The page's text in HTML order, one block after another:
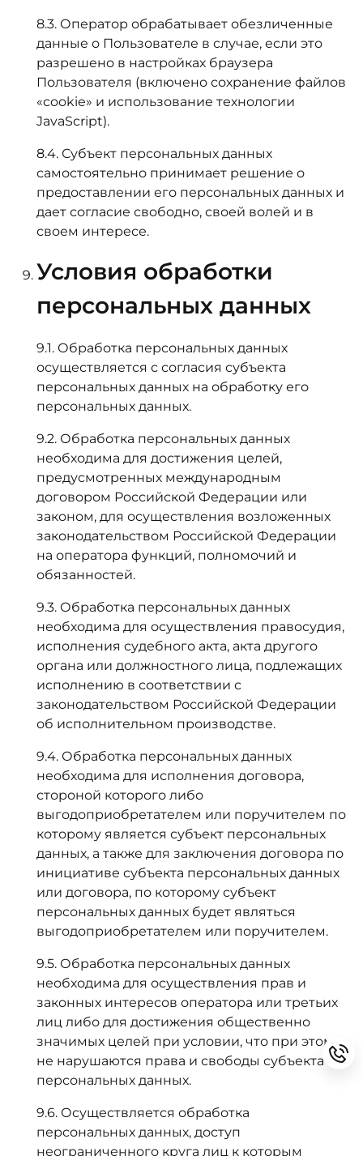
8.3. Оператор обрабатывает обезличенные
данные о Пользователе в случае, если это
разрешено в настройках браузера
Пользователя (включено сохранение файлов
«cookie» и использование технологии
JavaScript).
8.4. Субъект персональных данных
самостоятельно принимает решение о
предоставлении его персональных данных и
дает согласие свободно, своей волей и в
своем интересе.
Условия обработки
персональных данных
9.1. Обработка персональных данных
осуществляется с согласия субъекта
персональных данных на обработку его
персональных данных.
9.2. Обработка персональных данных
необходима для достижения целей,
предусмотренных международным
договором Российской Федерации или
законом, для осуществления возложенных
законодательством Российской Федерации
на оператора функций, полномочий и
обязанностей.
9.3. Обработка персональных данных
необходима для осуществления правосудия,
исполнения судебного акта, акта другого
органа или должностного лица, подлежащих
исполнению в соответствии с
законодательством Российской Федерации
об исполнительном производстве.
9.4. Обработка персональных данных
необходима для исполнения договора,
стороной которого либо
выгодоприобретателем или поручителем по
которому является субъект персональных
данных, а также для заключения договора по
инициативе субъекта персональных данных
или договора, по которому субъект
персональных данных будет являться
выгодоприобретателем или поручителем.
9.5. Обработка персональных данных
необходима для осуществления прав и
законных интересов оператора или третьих
лиц либо для достижения общественно
значимых целей при условии, что при этом
не нарушаются права и свободы субъекта
персональных данных.
9.6. Осуществляется обработка
персональных данных, доступ
неограниченного круга лиц к которым